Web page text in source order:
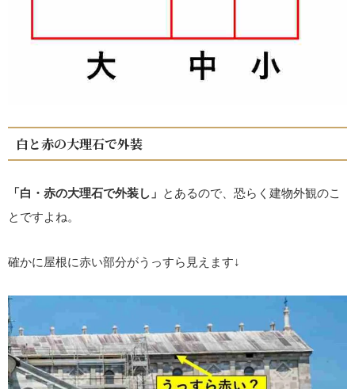
白と赤の大理石で外装
「白・赤の大理石で外装し」 とあるので、恐らく建物外観のこ
とですよね。
確かに屋根に赤い部分がうっすら見えます↓